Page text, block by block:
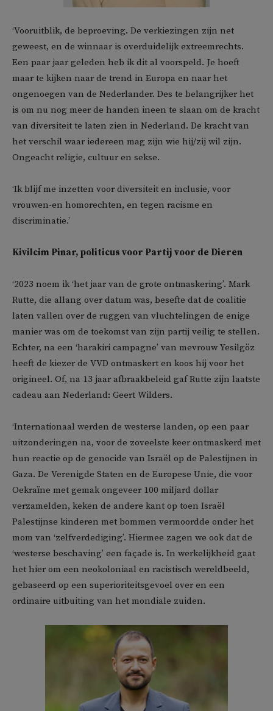
‘Vooruitblik, de beproeving. De verkiezingen zijn net
geweest, en de winnaar is overduidelijk extreemrechts.
Een paar jaar geleden heb ik dit al voorspeld. Je hoeft
maar te kijken naar de trend in Europa en naar het
ongenoegen van de Nederlander. Des te belangrijker het
is om nu nog meer de handen ineen te slaan om de kracht
van diversiteit te laten zien in Nederland. De kracht van
het verschil waar iedereen mag zijn wie hij/zij wil zijn.
Ongeacht religie, cultuur en sekse.
‘Ik blijf me inzetten voor diversiteit en inclusie, voor
vrouwen-en homorechten, en tegen racisme en
discriminatie.’
Kivilcim Pinar, politicus voor Partij voor de Dieren
‘2023 noem ik ‘het jaar van de grote ontmaskering’. Mark
Rutte, die allang over datum was, besefte dat de coalitie
laten vallen over de ruggen van vluchtelingen de enige
manier was om de toekomst van zijn partij veilig te stellen.
Echter, na een ‘harakiri campagne’ van mevrouw Yesilgöz
heeft de kiezer de VVD ontmaskert en koos hij voor het
origineel. Of, na 13 jaar afbraakbeleid gaf Rutte zijn laatste
cadeau aan Nederland: Geert Wilders.
‘Internationaal werden de westerse landen, op een paar
uitzonderingen na, voor de zoveelste keer ontmaskerd met
hun reactie op de genocide van Israël op de Palestijnen in
Gaza. De Verenigde Staten en de Europese Unie, die voor
Oekraïne met gemak ongeveer 100 miljard dollar
verzamelden, keken de andere kant op toen Israël
Palestijnse kinderen met bommen vermoordde onder het
mom van ‘zelfverdediging’. Hiermee zagen we ook dat de
‘westerse beschaving’ een façade is. In werkelijkheid gaat
het hier om een neokoloniaal en racistisch wereldbeeld,
gebaseerd op een superioriteitsgevoel over en een
ordinaire uitbuiting van het mondiale zuiden.